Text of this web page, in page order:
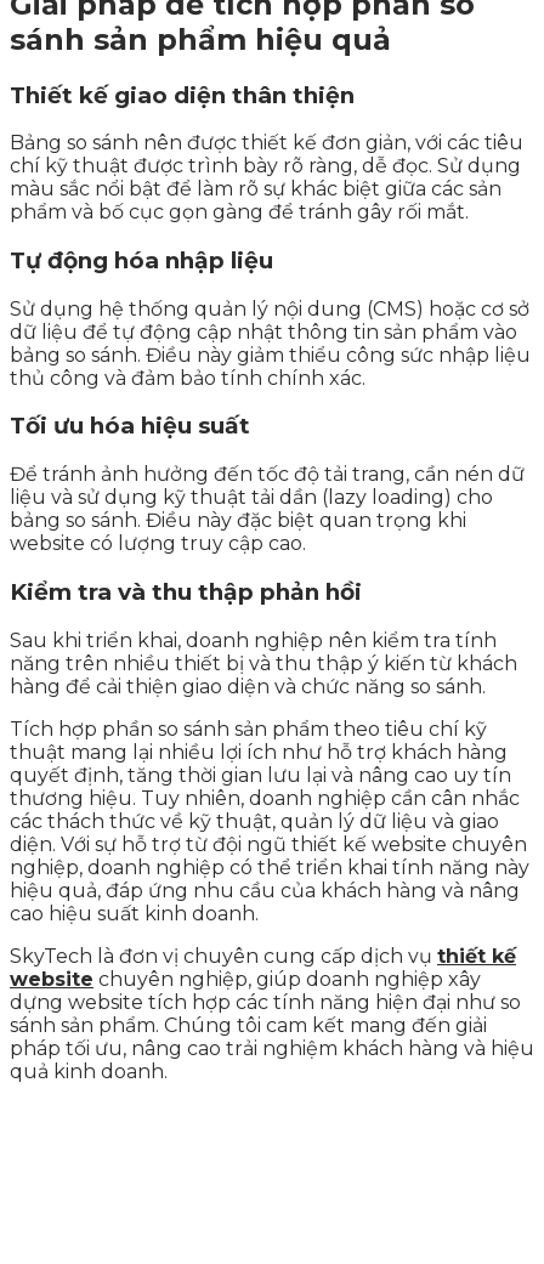
sánh sản phẩm hiệu quả
Thiết kế giao diện thân thiện
Bảng so sánh nên được thiết kế đơn giản, với các tiêu
chí kỹ thuật được trình bày rõ ràng, dễ đọc. Sử dụng
màu sắc nổi bật để làm rõ sự khác biệt giữa các sản
phẩm và bố cục gọn gàng để tránh gây rối mắt.
Tự động hóa nhập liệu
Sử dụng hệ thống quản lý nội dung (CMS) hoặc cơ sở
dữ liệu để tự động cập nhật thông tin sản phẩm vào
bảng so sánh. Điều này giảm thiểu công sức nhập liệu
thủ công và đảm bảo tính chính xác.
Tối ưu hóa hiệu suất
Để tránh ảnh hưởng đến tốc độ tải trang, cần nén dữ
liệu và sử dụng kỹ thuật tải dần (lazy loading) cho
bảng so sánh. Điều này đặc biệt quan trọng khi
website có lượng truy cập cao.
Kiểm tra và thu thập phản hồi
Sau khi triển khai, doanh nghiệp nên kiểm tra tính
năng trên nhiều thiết bị và thu thập ý kiến từ khách
hàng để cải thiện giao diện và chức năng so sánh.
Tích hợp phần so sánh sản phẩm theo tiêu chí kỹ
thuật mang lại nhiều lợi ích như hỗ trợ khách hàng
quyết định, tăng thời gian lưu lại và nâng cao uy tín
thương hiệu. Tuy nhiên, doanh nghiệp cần cân nhắc
các thách thức về kỹ thuật, quản lý dữ liệu và giao
diện. Với sự hỗ trợ từ đội ngũ thiết kế website chuyên
nghiệp, doanh nghiệp có thể triển khai tính năng này
hiệu quả, đáp ứng nhu cầu của khách hàng và nâng
cao hiệu suất kinh doanh.
SkyTech là đơn vị chuyên cung cấp dịch vụ thiết kế
website chuyên nghiệp, giúp doanh nghiệp xây
dựng website tích hợp các tính năng hiện đại như so
sánh sản phẩm. Chúng tôi cam kết mang đến giải
pháp tối ưu, nâng cao trải nghiệm khách hàng và hiệu
quả kinh doanh.